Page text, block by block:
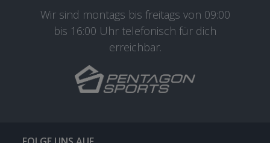
Wir sind montags bis freitags von 09:00
bis 16:00 Uhr telefonisch für dich
erreichbar.